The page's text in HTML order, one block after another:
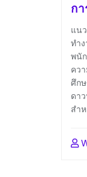
ก
แน
ทำ
พนั
คว
ศึก
ดา
สำ